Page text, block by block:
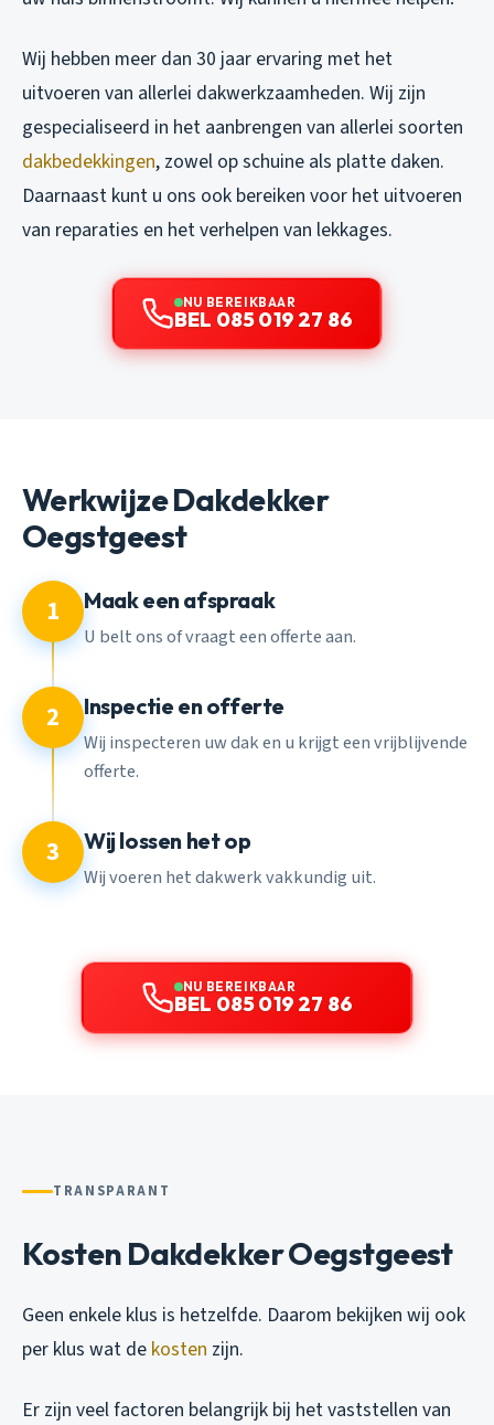
Wij hebben meer dan 30 jaar ervaring met het
uitvoeren van allerlei dakwerkzaamheden. Wij zijn
gespecialiseerd in het aanbrengen van allerlei soorten
dakbedekkingen, zowel op schuine als platte daken.
Daarnaast kunt u ons ook bereiken voor het uitvoeren
van reparaties en het verhelpen van lekkages.
NU BEREIKBAAR
BEL 085 019 27 86
Werkwijze Dakdekker
Oegstgeest
1 Maak een afspraak
U belt ons of vraagt een offerte aan.
2 Inspectie en offerte
Wij inspecteren uw dak en u krijgt een vrijblijvende
offerte.
3 Wij lossen het op
Wij voeren het dakwerk vakkundig uit.
NU BEREIKBAAR
BEL 085 019 27 86
TRANSPARANT
Kosten Dakdekker Oegstgeest
Geen enkele klus is hetzelfde. Daarom bekijken wij ook
per klus wat de kosten zijn.
Er zijn veel factoren belangrijk bij het vaststellen van